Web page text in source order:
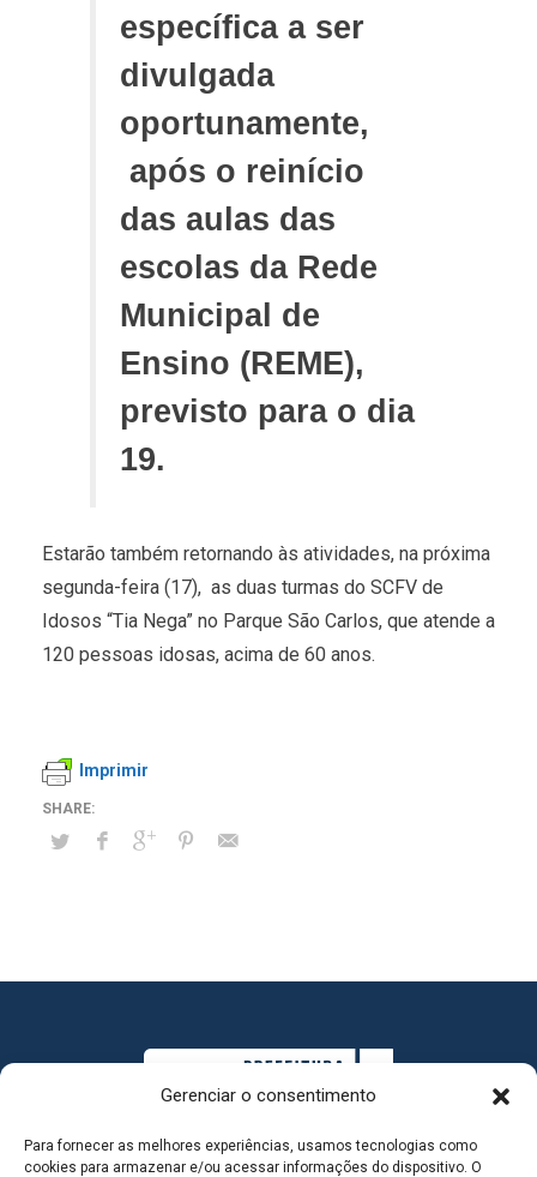
Gerenciar o consentimento
Para fornecer as melhores experiências, usamos tecnologias como
cookies para armazenar e/ou acessar informações do dispositivo. O
específica a ser
divulgada
oportunamente,
após o reinício
das aulas das
escolas da Rede
Municipal de
Ensino (REME),
previsto para o dia
19.
Estarão também retornando às atividades, na próxima
segunda-feira (17), as duas turmas do SCFV de
Idosos “Tia Nega” no Parque São Carlos, que atende a
120 pessoas idosas, acima de 60 anos.
Imprimir